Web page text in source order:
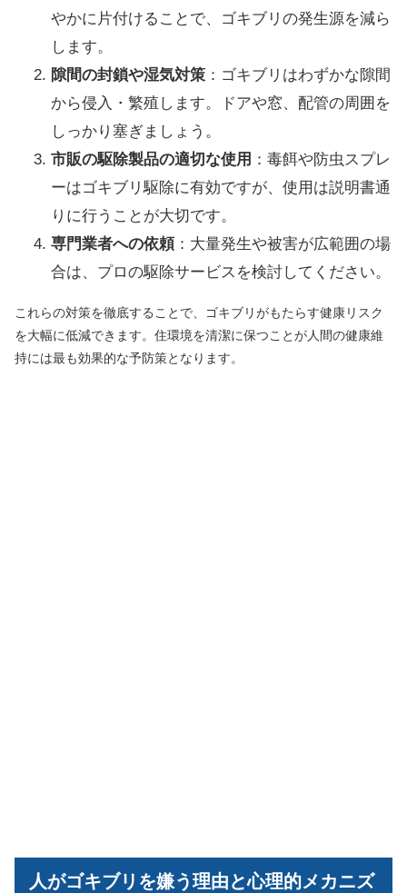
やかに片付けることで、ゴキブリの発生源を減ら
します。
隙間の封鎖や湿気対策 ：ゴキブリはわずかな隙間
から侵入・繁殖します。ドアや窓、配管の周囲を
しっかり塞ぎましょう。
市販の駆除製品の適切な使用 ：毒餌や防虫スプレ
ーはゴキブリ駆除に有効ですが、使用は説明書通
りに行うことが大切です。
専門業者への依頼：大量発生や被害が広範囲の場
合は、プロの駆除サービスを検討してください。
これらの対策を徹底することで、ゴキブリがもたらす健康リスク
を大幅に低減できます。住環境を清潔に保つことが人間の健康維
持には最も効果的な予防策となります。
人がゴキブリを嫌う理由と心理的メカニズ